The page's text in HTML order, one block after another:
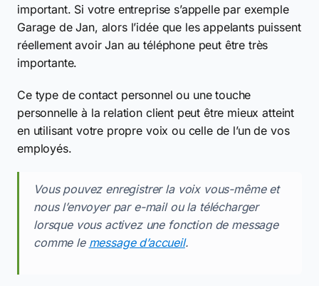
important. Si votre entreprise s’appelle par exemple
Garage de Jan, alors l’idée que les appelants puissent
réellement avoir Jan au téléphone peut être très
importante.
Ce type de contact personnel ou une touche
personnelle à la relation client peut être mieux atteint
en utilisant votre propre voix ou celle de l’un de vos
employés.
Vous pouvez enregistrer la voix vous-même et
nous l’envoyer par e-mail ou la télécharger
lorsque vous activez une fonction de message
comme le message d’accueil.